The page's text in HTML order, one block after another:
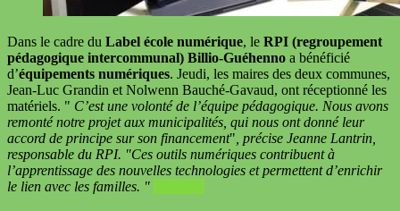
Dans le cadre du Label école numérique, le RPI (regroupement
pédagogique intercommunal) Billio-Guéhenno a bénéficié
d’équipements numériques. Jeudi, les maires des deux communes,
Jean-Luc Grandin et Nolwenn Bauché-Gavaud, ont réceptionné les
matériels.
C’est une volonté de l’équipe pédagogique. Nous avons
remonté notre projet aux municipalités, qui nous ont donné leur
accord de principe sur son financement
, précise Jeanne Lantrin,
responsable du RPI.
Ces outils numériques contribuent à
l’apprentissage des nouvelles technologies et permettent d’enrichir
le lien avec les familles.